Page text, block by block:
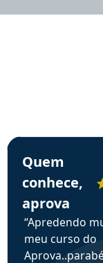
em depoimento
Estudante
Quem
conhece,
aprova
“Apredendo
meu curso do